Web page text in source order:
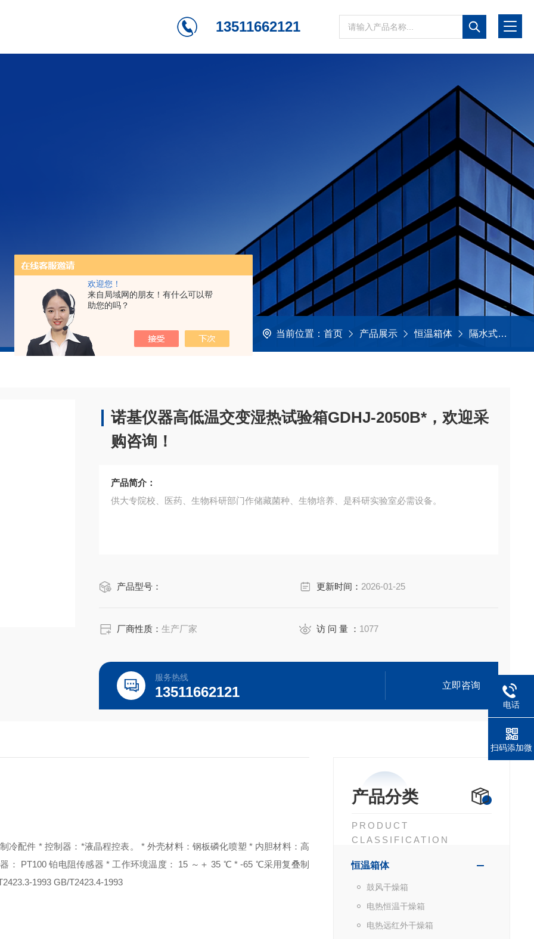
欢迎您！
来自局域网的朋友！有什么可以帮
助您的吗？
13511662121
当前位置： 首页 产品展示 恒温箱体 隔水式培养箱
诺基仪器高低温交变湿热试验箱GDHJ-2050B*，欢迎采
购咨询！
产品简介：
供大专院校、医药、生物科研部门作储藏菌种、生物培养、是科研实验室必需设备。
产品型号： 更新时间： 2026-01-25
厂商性质：生产厂家 访 问 量 ： 1077
服务热线
13511662121 立即咨询
产品分类
PRODUCT
CLASSIFICATION
恒温箱体
鼓风干燥箱
电热恒温干燥箱
电热远红外干燥箱
冷配件 * 控制器：*液晶程控表。 * 外壳材料：钢板磷化喷塑 * 内胆材料：高
： PT100 铂电阻传感器 * 工作环境温度： 15 ～＋ 35 ℃ * -65 ℃采用复叠制
1993 GB/T2423.4-1993
电话
扫码添加微
信